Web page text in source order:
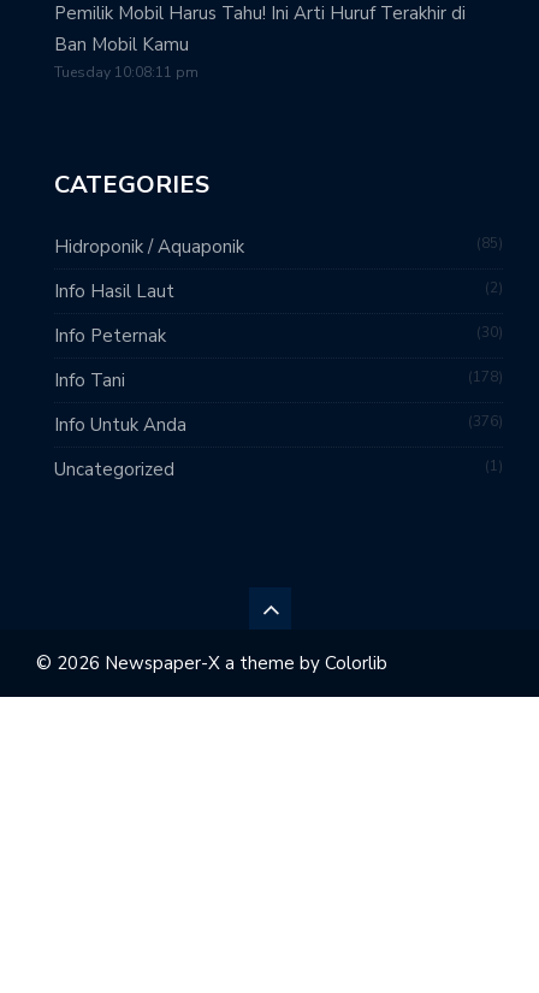
Pemilik Mobil Harus Tahu! Ini Arti Huruf Terakhir di
Ban Mobil Kamu
Tuesday 10:08:11 pm
CATEGORIES
Hidroponik / Aquaponik 85
Info Hasil Laut 2
Info Peternak 30
Info Tani 178
Info Untuk Anda 376
Uncategorized 1
© 2026 Newspaper-X a theme by Colorlib